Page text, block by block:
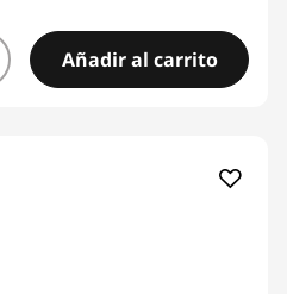
Añadir al carrito